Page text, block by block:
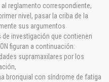
reglamento correspondiente,
nivel, pasar la criba de la
sus argumentos
investigación que contienen
figuran a continuación:
supramaxilares por los
bronquial con síndrome de fatiga